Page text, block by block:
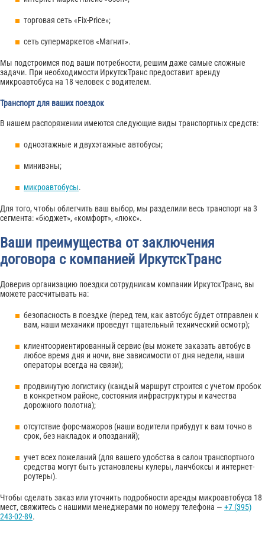
торговая сеть «Fix-Price»;
сеть супермаркетов «Магнит».
Мы подстроимся под ваши потребности, решим даже самые сложные
задачи. При необходимости ИркутскТранс предоставит аренду
микроавтобуса на 18 человек с водителем.
Транспорт для ваших поездок
В нашем распоряжении имеются следующие виды транспортных средств:
одноэтажные и двухэтажные автобусы;
минивэны;
микроавтобусы.
Для того, чтобы облегчить ваш выбор, мы разделили весь транспорт на 3
сегмента: «бюджет», «комфорт», «люкс».
Ваши преимущества от заключения
договора с компанией ИркутскТранс
Доверив организацию поездки сотрудникам компании ИркутскТранс, вы
можете рассчитывать на:
безопасность в поездке (перед тем, как автобус будет отправлен к
вам, наши механики проведут тщательный технический осмотр);
клиентоориентированный сервис (вы можете заказать автобус в
любое время дня и ночи, вне зависимости от дня недели, наши
операторы всегда на связи);
продвинутую логистику (каждый маршрут строится с учетом пробок
в конкретном районе, состояния инфраструктуры и качества
дорожного полотна);
отсутствие форс-мажоров (наши водители прибудут к вам точно в
срок, без накладок и опозданий);
учет всех пожеланий (для вашего удобства в салон транспортного
средства могут быть установлены кулеры, ланчбоксы и интернет-
роутеры).
Чтобы сделать заказ или уточнить подробности аренды микроавтобуса 18
мест, свяжитесь с нашими менеджерами по номеру телефона — +7 (395)
243-02-89.